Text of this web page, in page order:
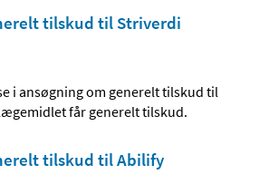
tilskud til Striverdi
i ansøgning om generelt tilskud til
får generelt tilskud.
tilskud til Abilify